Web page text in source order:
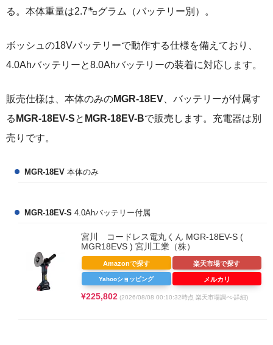
る。本体重量は2.7㌔グラム（バッテリー別）。
ボッシュの18Vバッテリーで動作する仕様を備えており、
4.0Ahバッテリーと8.0Ahバッテリーの装着に対応します。
販売仕様は、本体のみのMGR-18EV 、バッテリーが付属す
る MGR-18EV-Sと MGR-18EV-Bで販売します。充電器は別
売りです。
MGR-18EV 本体のみ
MGR-18EV-S 4.0Ahバッテリー付属
宮川 コードレス電丸くん MGR-18EV-S (
MGR18EVS ) 宮川工業（株）
¥225,802 (2026/08/08 00:10:32時点 楽天市場調べ-詳細)
Amazonで探す 楽天市場で探す
Yahooショッピング メルカリ